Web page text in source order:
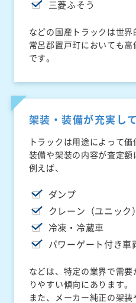
三菱ふそう
などの国産トラックは世
常呂郡置戸町においても
です。
架装・装備が充実し
トラックは用途によって価
装備や架装の内容が査定額
例えば、
ダンプ
クレーン（ユニック
冷凍・冷蔵車
パワーゲート付き車
などは、特定の業界で需
りやすい傾向にあります。
また、メーカー純正の架